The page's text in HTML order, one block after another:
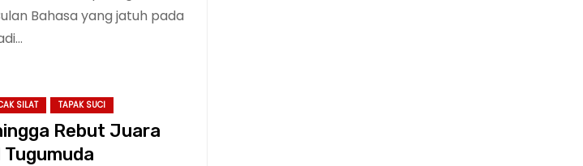
Bahasa yang jatuh pada
SILAT TAPAK SUCI
Rebut Juara